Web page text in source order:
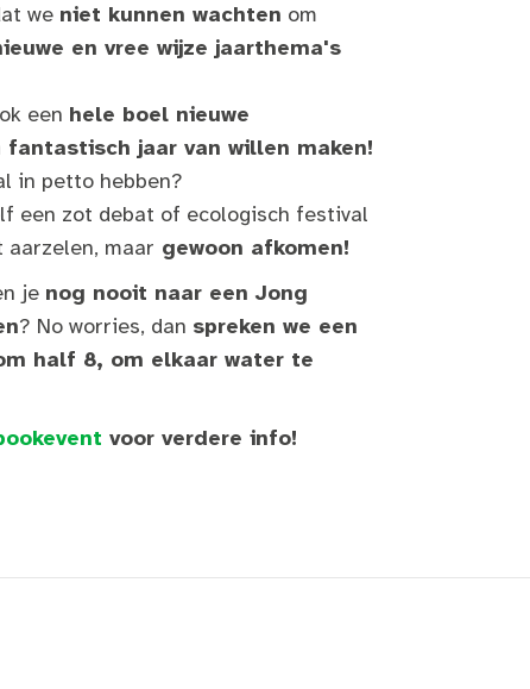
we niet kunnen wachten om
en vree wijze jaarthema's
een hele boel nieuwe
jaar van willen maken!
in petto hebben?
een zot debat of ecologisch festival
aarzelen, maar gewoon afkomen!
je nog nooit naar een Jong
? No worries, dan spreken we een
half 8, om elkaar water te
voor verdere info!